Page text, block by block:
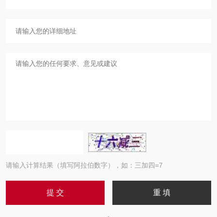
请输入计算结果（填写阿拉伯数字），如：三加四=7